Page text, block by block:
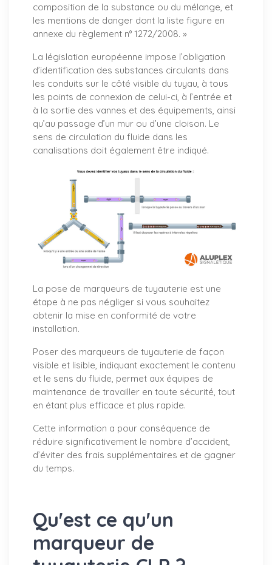
composition de la substance ou du mélange, et
les mentions de danger dont la liste figure en
annexe du règlement n° 1272/2008. »
La législation européenne impose l’obligation
d’identification des substances circulants dans
les conduits sur le côté visible du tuyau, à tous
les points de connexion de celui-ci, à l’entrée et
à la sortie des vannes et des équipements, ainsi
qu’au passage d’un mur ou d’une cloison. Le
sens de circulation du fluide dans les
canalisations doit également être indiqué.
La pose de marqueurs de tuyauterie est une
étape à ne pas négliger si vous souhaitez
obtenir la mise en conformité de votre
installation.
Poser des marqueurs de tuyauterie de façon
visible et lisible, indiquant exactement le contenu
et le sens du fluide, permet aux équipes de
maintenance de travailler en toute sécurité, tout
en étant plus efficace et plus rapide.
Cette information a pour conséquence de
réduire significativement le nombre d’accident,
d’éviter des frais supplémentaires et de gagner
du temps.
Qu'est ce qu'un
marqueur de